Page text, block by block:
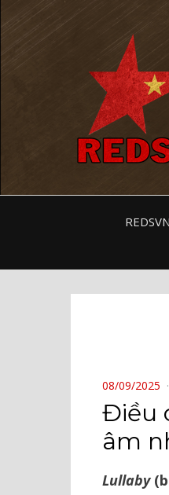
REDSVN
POSTED
ON
08/09/2025
Điều
âm
Lullaby